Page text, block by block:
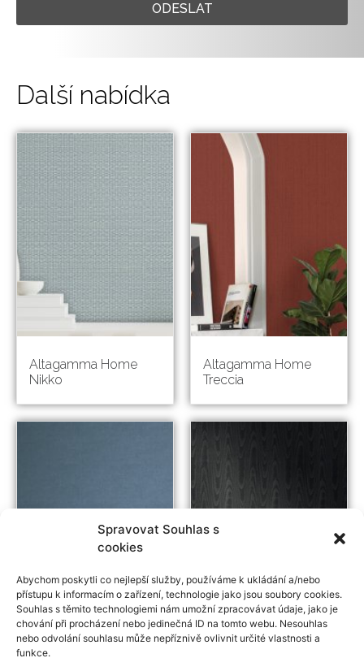
Spravovat Souhlas s
cookies
Abychom poskytli co nejlepší služby, používáme k ukládání a/nebo
přístupu k informacím o zařízení, technologie jako jsou soubory cookies.
Souhlas s těmito technologiemi nám umožní zpracovávat údaje, jako je
chování při procházení nebo jedinečná ID na tomto webu. Nesouhlas
nebo odvolání souhlasu může nepříznivě ovlivnit určité vlastnosti a
funkce.
ODESLAT
Další nabídka
Altagamma Home
Nikko
Altagamma Home
Treccia
Altagamma Home